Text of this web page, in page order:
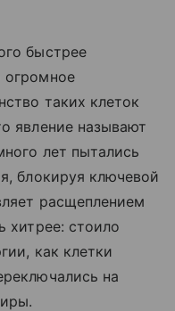
быстрее
огромное
таких клеток
явление называют
лет пытались
блокируя ключевой
расщеплением
хитрее: стоило
как клетки
на